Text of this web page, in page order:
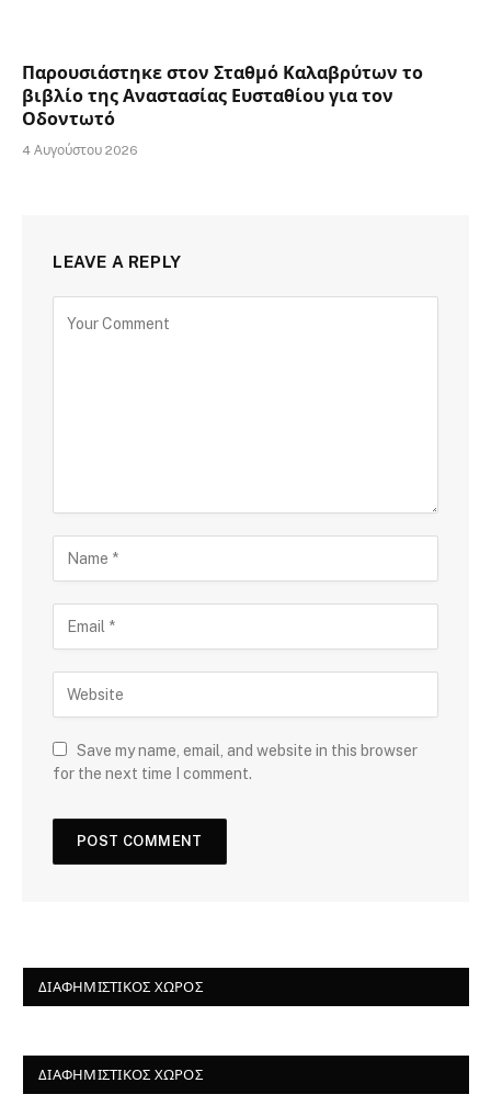
Παρουσιάστηκε στον Σταθμό Καλαβρύτων το
βιβλίο της Αναστασίας Ευσταθίου για τον
Οδοντωτό
4 Αυγούστου 2026
LEAVE A REPLY
Save my name, email, and website in this browser
for the next time I comment.
ΔΙΑΦΗΜΙΣΤΙΚΌΣ ΧΏΡΟΣ
ΔΙΑΦΗΜΙΣΤΙΚΌΣ ΧΏΡΟΣ